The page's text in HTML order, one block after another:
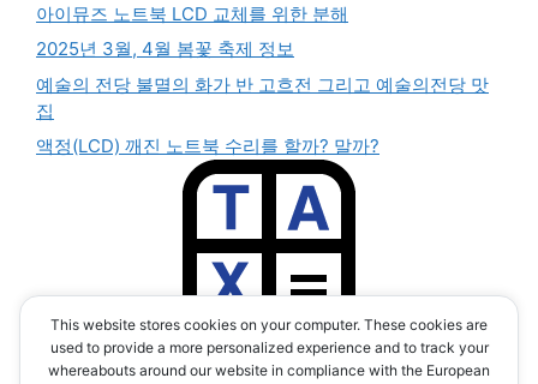
아이뮤즈 노트북 LCD 교체를 위한 분해
2025년 3월, 4월 봄꽃 축제 정보
예술의 전당 불멸의 화가 반 고흐전 그리고 예술의전당 맛
집
액정(LCD) 깨진 노트북 수리를 할까? 말까?
부가세 계산기 앱
(TAX CALC APP)
This website stores cookies on your computer. These cookies are
used to provide a more personalized experience and to track your
whereabouts around our website in compliance with the European